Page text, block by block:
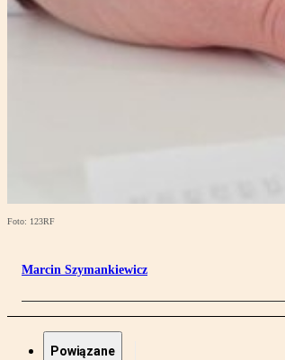
Foto: 123RF
Marcin Szymankiewicz
Powiązane